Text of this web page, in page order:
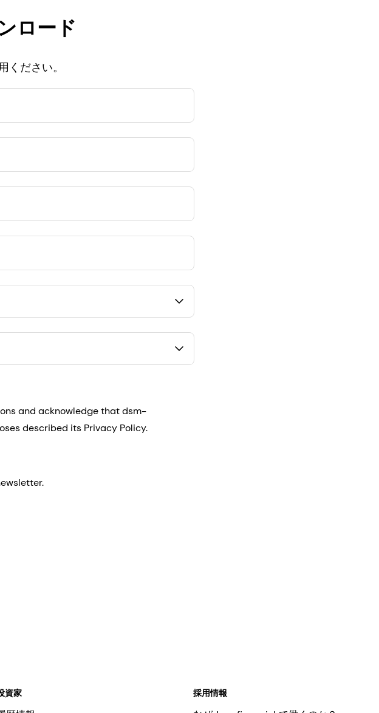
ロード
ださい。
and acknowledge that dsm-
described its Privacy Policy.
資家 採用情報